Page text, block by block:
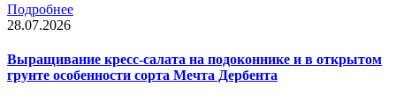
Подробнее
28.07.2026
Выращивание кресс-салата на подоконнике и в открытом
грунте особенности сорта Мечта Дербента